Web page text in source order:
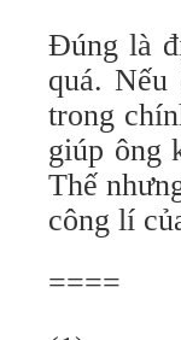
Đúng là
quá.
trong
giúp ông
Thế
công lí
====